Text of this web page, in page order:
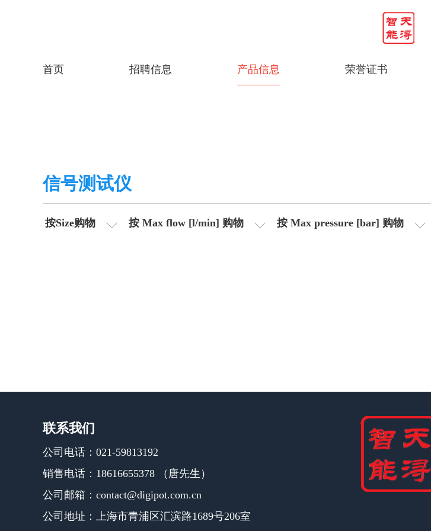
首页 招聘信息 产品信息 荣誉证书
信号测试仪
按Size购物 按 Max flow [l/min] 购物 按 Max pressure [bar] 购物
联系我们
公司电话：021-59813192
销售电话：18616655378 （唐先生）
公司邮箱：contact@digipot.com.cn
公司地址：上海市青浦区汇滨路1689号206室